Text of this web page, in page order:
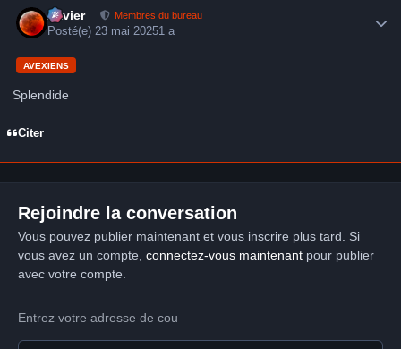
Xavier Membres du bureau
Posté(e)23 mai 20251 a
AVEXIENS
Splendide
Citer
Rejoindre la conversation
Vous pouvez publier maintenant et vous inscrire plus tard. Si
vous avez un compte, connectez-vous maintenantpour publier
avec votre compte.